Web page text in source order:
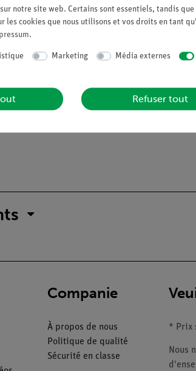
d'un tranchant en acier à faible friction
de contrepoids
fer
Companie
À propos de nous
Politique de qualité
Sécurité en classe
* Prix
Nous
notre site web. Certains sont essentiels, tandis
les cookies que nous utilisons et vos droits en tant
.
Marketing Média externes
Refuser tout